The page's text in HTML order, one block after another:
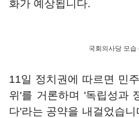
화가 예상됩니다.
국회의사당 모습
11일 정치권에 따르면 민
위'를 거론하며 '독립성과
다'라는 공약을 내걸었습니